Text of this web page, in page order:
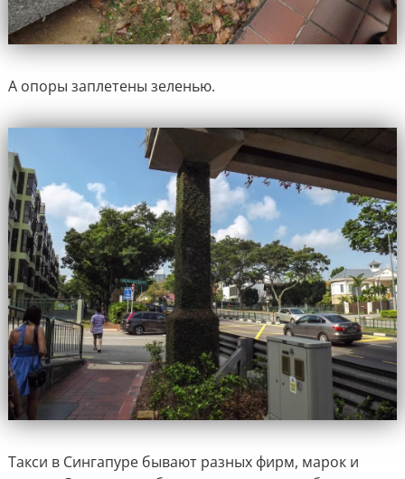
А опоры заплетены зеленью.
Такси в Сингапуре бывают разных фирм, марок и